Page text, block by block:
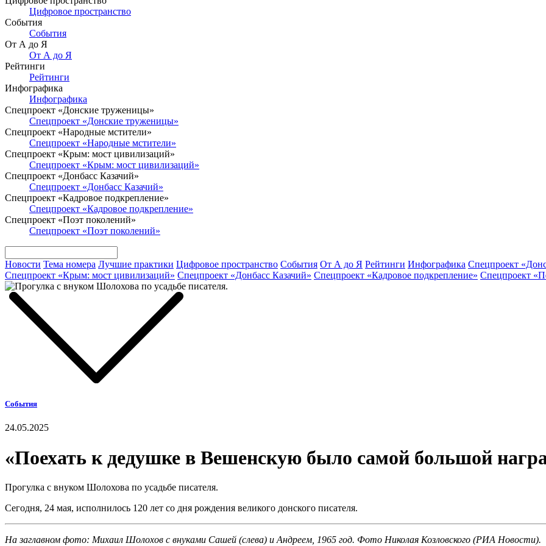
Цифровое пространство
События
События
От А до Я
От А до Я
Рейтинги
Рейтинги
Инфографика
Инфографика
Спецпроект «Донские труженицы»
Спецпроект «Донские труженицы»
Спецпроект «Народные мстители»
Спецпроект «Народные мстители»
Спецпроект «Крым: мост цивилизаций»
Спецпроект «Крым: мост цивилизаций»
Спецпроект «Донбасс Казачий»
Спецпроект «Донбасс Казачий»
Спецпроект «Кадровое подкрепление»
Спецпроект «Кадровое подкрепление»
Спецпроект «Поэт поколений»
Спецпроект «Поэт поколений»
Новости Тема номера Лучшие практики Цифровое пространство События От А до Я Рейтинги Инфографика Спецпроект
Спецпроект «Крым: мост цивилизаций» Спецпроект «Донбасс Казачий» Спецпроект «Кадровое подкрепление» Спецпроект
События
24.05.2025
«Поехать к дедушке в Вешенскую было самой большой
Прогулка с внуком Шолохова по усадьбе писателя.
Сегодня, 24 мая, исполнилось 120 лет со дня рождения великого донского писателя.
На заглавном фото: Михаил Шолохов с внуками Сашей (слева) и Андреем, 1965 год. Фото Николая Козловского (РИА Новости).